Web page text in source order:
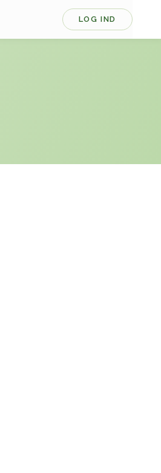
LOG IND